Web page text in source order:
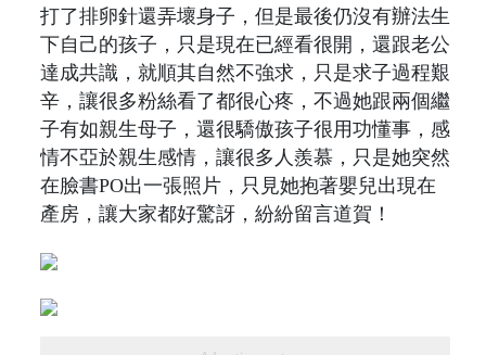
打了排卵針還弄壞身子，但是最後仍沒有辦法生
下自己的孩子，只是現在已經看很開，還跟老公
達成共識，就順其自然不強求，只是求子過程艱
辛，讓很多粉絲看了都很心疼，不過她跟兩個繼
子有如親生母子，還很驕傲孩子很用功懂事，感
情不亞於親生感情，讓很多人羨慕，只是她突然
在臉書PO出一張照片，只見她抱著嬰兒出現在
產房，讓大家都好驚訝，紛紛留言道賀！